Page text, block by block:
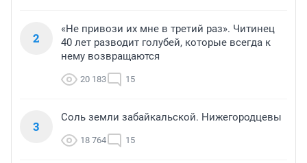
2
«Не привози их мне в третий раз». Читинец
40 лет разводит голубей, которые всегда к
нему возвращаются
20 183 15
3
Соль земли забайкальской. Нижегородцевы
18 764 15